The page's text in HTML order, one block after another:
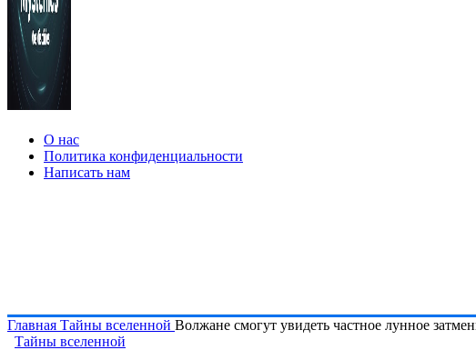
О нас
Политика конфиденциальности
Написать нам
Главная Тайны вселенной Волжане смогут увидеть частное лунное
Тайны вселенной